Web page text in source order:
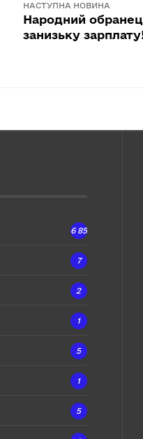
НАСТУПНА НОВИНА
Народний
занизьку
6 857
7
2
1
5
1
5